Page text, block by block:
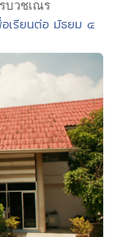
เรียนต่อ มัธยม ๔